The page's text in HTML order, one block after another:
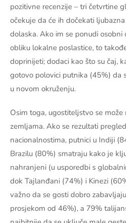
pozitivne recenzije – tri četvrtine
očekuje da će ih dočekati
dolaska. Ako im se ponudi
obliku lokalne poslastice, to
doprinijeti; dodaci kao što su čaj,
gotovo polovici putnika (45%) da
u novom okruženju.
Osim toga, ugostiteljstvo se
zemljama. Ako se rezultati
nacionalnostima, putnici u Indiji
Brazilu (80%) smatraju kako je
nahranjeni (u usporedbi s
dok Tajlanđani (74%) i Kinezi
važno da se gosti dobro
prosjekom od 46%), a 79%